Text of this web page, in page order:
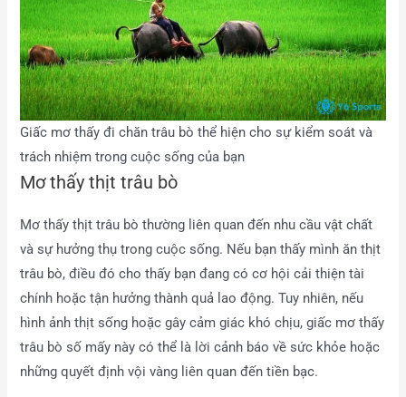
Giấc mơ thấy đi chăn trâu bò thể hiện cho sự kiểm soát và
trách nhiệm trong cuộc sống của bạn
Mơ thấy thịt trâu bò
Mơ thấy thịt trâu bò thường liên quan đến nhu cầu vật chất
và sự hưởng thụ trong cuộc sống. Nếu bạn thấy mình ăn thịt
trâu bò, điều đó cho thấy bạn đang có cơ hội cải thiện tài
chính hoặc tận hưởng thành quả lao động. Tuy nhiên, nếu
hình ảnh thịt sống hoặc gây cảm giác khó chịu, giấc mơ thấy
trâu bò số mấy này có thể là lời cảnh báo về sức khỏe hoặc
những quyết định vội vàng liên quan đến tiền bạc.